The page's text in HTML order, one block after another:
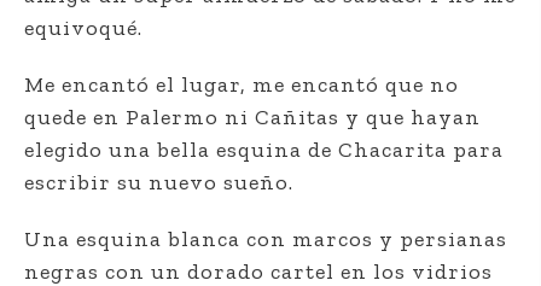
equivoqué.
Me encantó el lugar, me encantó que no
quede en Palermo ni Cañitas y que hayan
elegido una bella esquina de Chacarita para
escribir su nuevo sueño.
Una esquina blanca con marcos y persianas
negras con un dorado cartel en los vidrios